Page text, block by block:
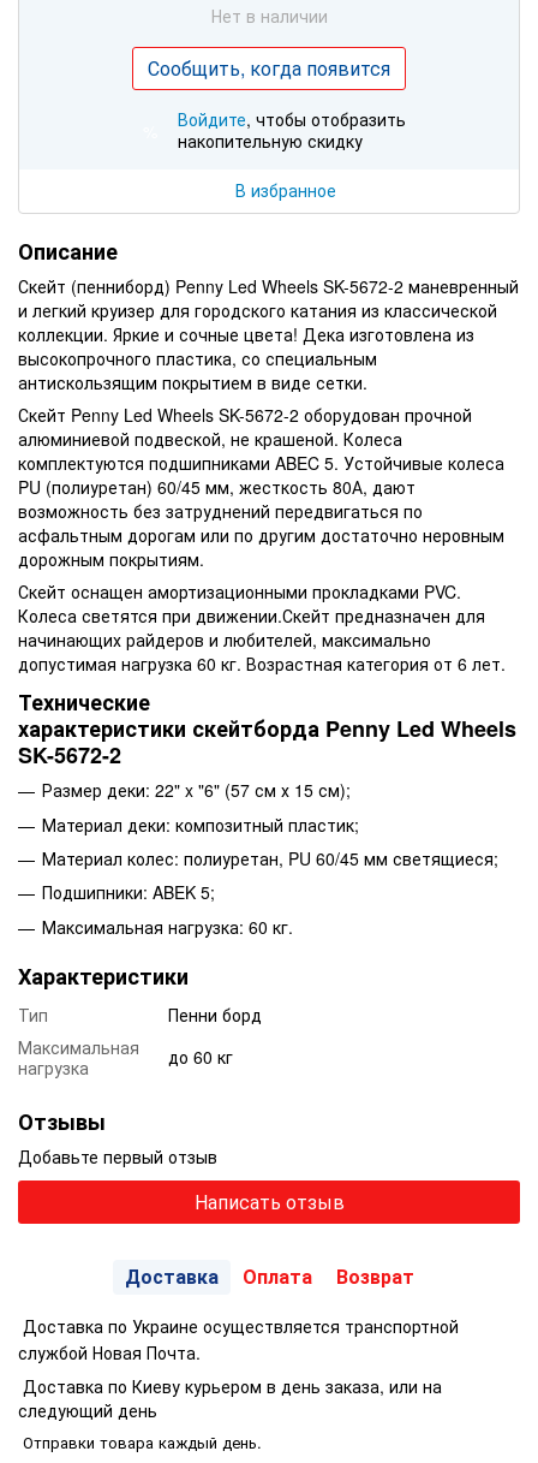
Нет в наличии
Сообщить, когда появится
Войдите, чтобы отобразить
накопительную скидку
В избранное
Описание
Скейт (пенниборд) Penny Led Wheels SK-5672-2 маневренный
и легкий круизер для городского катания из классической
коллекции. Яркие и сочные цвета! Дека изготовлена из
высокопрочного пластика, со специальным
антискользящим покрытием в виде сетки.
Скейт Penny Led Wheels SK-5672-2 оборудован прочной
алюминиевой подвеской, не крашеной. Колеса
комплектуются подшипниками ABEC 5. Устойчивые колеса
PU (полиуретан) 60/45 мм, жесткость 80А, дают
возможность без затруднений передвигаться по
асфальтным дорогам или по другим достаточно неровным
дорожным покрытиям.
Скейт оснащен амортизационными прокладками PVC.
Колеса светятся при движении.Скейт предназначен для
начинающих райдеров и любителей, максимально
допустимая нагрузка 60 кг. Возрастная категория от 6 лет.
Технические
характеристики скейтборда Penny Led Wheels
SK-5672-2
Размер деки: 22" x "6" (57 см х 15 см);
Материал деки: композитный пластик;
Материал колес: полиуретан, PU 60/45 мм светящиеся;
Подшипники: ABEK 5;
Максимальная нагрузка: 60 кг.
Характеристики
Тип
Пенни борд
Максимальная
нагрузка
до 60 кг
Отзывы
Добавьте первый отзыв
Написать отзыв
Доставка Оплата Возврат
Доставка по Украине осуществляется транспортной
службой Новая Почта.
Доставка по Киеву курьером в день заказа, или на
следующий день
Отправки товара каждый день.